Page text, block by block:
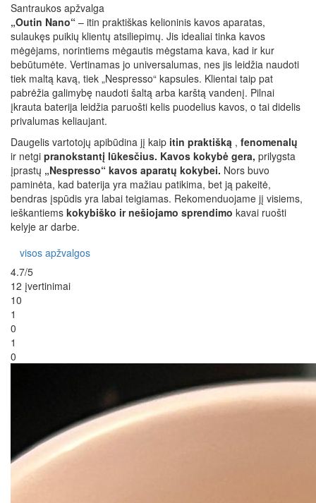
Santraukos apžvalga
„Outin Nano“ – itin praktiškas kelioninis kavos aparatas,
sulaukęs puikių klientų atsiliepimų. Jis idealiai tinka kavos
mėgėjams, norintiems mėgautis mėgstama kava, kad ir kur
bebūtumėte. Vertinamas jo universalumas, nes jis leidžia naudoti
tiek maltą kavą, tiek „Nespresso“ kapsules. Klientai taip pat
pabrėžia galimybę naudoti šaltą arba karštą vandenį. Pilnai
įkrauta baterija leidžia paruošti kelis puodelius kavos, o tai didelis
privalumas keliaujant.
Daugelis vartotojų apibūdina jį kaip itin praktišką , fenomenalų
ir netgi pranokstantį lūkesčius. Kavos kokybė gera, prilygsta
įprastų „Nespresso“ kavos aparatų kokybei. Nors buvo
paminėta, kad baterija yra mažiau patikima, bet ją pakeitė,
bendras įspūdis yra labai teigiamas. Rekomenduojame jį visiems,
ieškantiems kokybiško ir nešiojamo sprendimo kavai ruošti
kelyje ar darbe.
visos apžvalgos
4.7/5
12 įvertinimai
10
1
0
1
0